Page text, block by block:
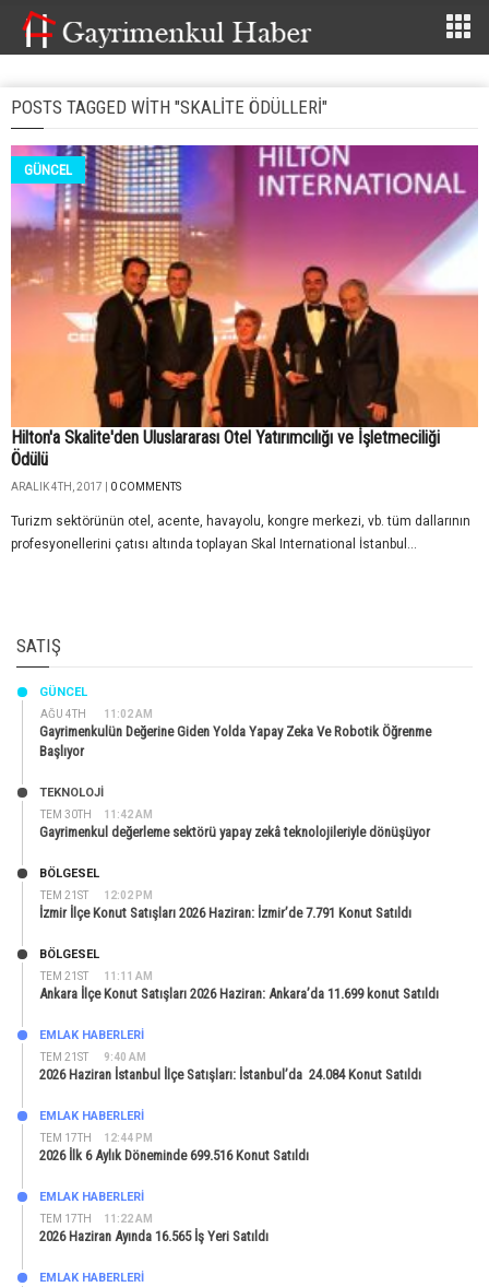
POSTS TAGGED WITH "SKALITE ÖDÜLLERI"
GÜNCEL
Hilton'a Skalite'den Uluslararası Otel Yatırımcılığı ve İşletmeciliği
Ödülü
ARALIK 4TH, 2017 | 0 COMMENTS
Turizm sektörünün otel, acente, havayolu, kongre merkezi, vb. tüm dallarının
profesyonellerini çatısı altında toplayan Skal International İstanbul...
SATIŞ
AĞU 4TH 11:02 AM
GÜNCEL
Gayrimenkulün Değerine Giden Yolda Yapay Zeka Ve Robotik Öğrenme
Başlıyor
TEM 30TH 11:42 AM
TEKNOLOJİ
Gayrimenkul değerleme sektörü yapay zekâ teknolojileriyle dönüşüyor
TEM 21ST 12:02 PM
BÖLGESEL
İzmir İlçe Konut Satışları 2026 Haziran: İzmir’de 7.791 Konut Satıldı
TEM 21ST 11:11 AM
BÖLGESEL
Ankara İlçe Konut Satışları 2026 Haziran: Ankara’da 11.699 konut Satıldı
TEM 21ST 9:40 AM
EMLAK HABERLERI
2026 Haziran İstanbul İlçe Satışları: İstanbul’da 24.084 Konut Satıldı
TEM 17TH 12:44 PM
EMLAK HABERLERI
2026 İlk 6 Aylık Döneminde 699.516 Konut Satıldı
TEM 17TH 11:22 AM
EMLAK HABERLERI
2026 Haziran Ayında 16.565 İş Yeri Satıldı
EMLAK HABERLERI